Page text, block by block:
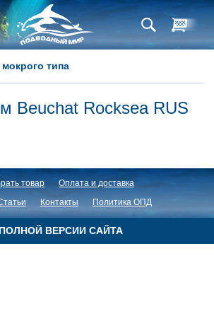
типа
Beuchat Rocksea RUS
товар
Оплата и доставка
Контакты Политика ОПД
ВЕРСИИ САЙТА